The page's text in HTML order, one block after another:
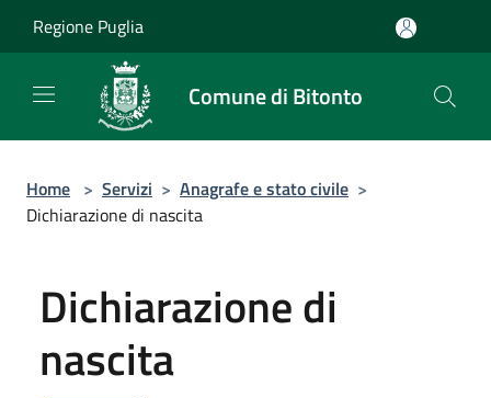
Regione Puglia
Comune di Bitonto
Home > Servizi > Anagrafe e stato civile >
Dichiarazione di nascita
Dichiarazione di
nascita